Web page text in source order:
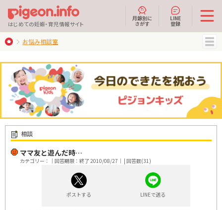
はじめての妊娠・育児情報サイト
月齢別に
さがす
LINE
登録
お悩み相談室
相談
ママ友と遊んだ時…
カテゴリー：｜回答期限：終了 2010/08/27｜ | 回答数(31)
ポストする LINEで送る